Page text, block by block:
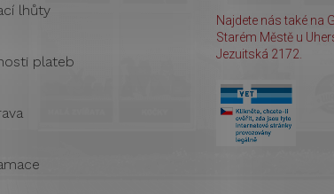
lhůty
plateb
Najdete nás také na
Starém Městě u
Jezuitská 2172.